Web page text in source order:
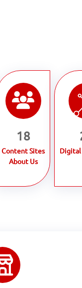
18
Content Sites
About Us